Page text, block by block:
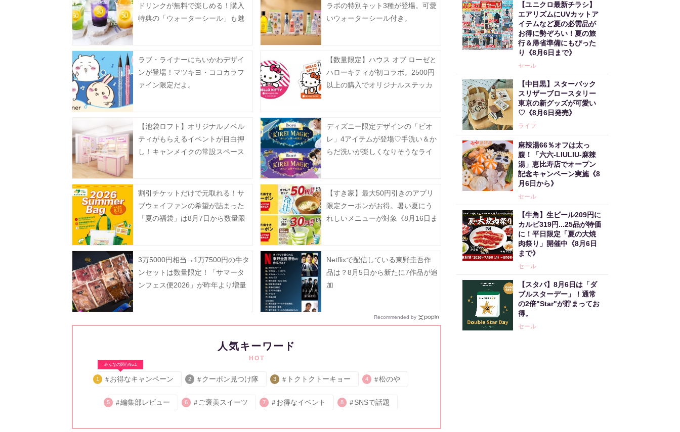
ドリンクが無料で楽しめる！購入
特典の「ウォーターシール」も魅
ラボの特別キット3種が登場。可愛
いウォーターシール付き。
ラブ・ライナーにちいかわデザイ
ンが登場！マツキヨ・ココカラフ
ァイン限定だよ。
【数量限定】ハウス オブ ローゼと
ハローキティが初コラボ。2500円
以上の購入でオリジナルステッカ
【池袋ロフト】オリジナルノベル
ティがもらえるイベントが目白押
し！キャンメイクの常設スペース
ディズニー限定デザインの「ビオ
レ」4アイテムが登場♡手洗い＆か
らだ洗いが楽しくなりそうなライ
割引チケットだけで元取れる！サ
ブウェイファンの希望が詰まった
「夏の福袋」は8月7日から数量限
【すき家】最大50円引きのアプリ
限定クーポンがお得。暑い夏にう
れしいメニューが対象《8月16日ま
3万5000円相当→1万7500円の牛タ
ンセットは数量限定！「サマータ
ンフェス便2026」が昨年より増量
Netflixで配信している東野圭吾作
品は？8月5日から新たに7作品が追
加
Recommended by
人気キーワード
HOT
みんなの関心No.1
1 お得なキャンペーン 2 クーポン見つけ隊 3 トクトクトーキョー 4 松のや
5 編集部レビュー 6 ご褒美スイーツ 7 お得なイベント 8 SNSで話題
【ユニクロ最新チラシ】
エアリズムにUVカットア
イテムなど夏の必需品が
お得に勢ぞろい！夏の旅
行＆帰省準備にもぴった
り《8月6日まで》
セール
【中目黒】スターバック
スリザーブロースタリー
東京の新グッズが可愛い
♡《8月6日発売》
ライフ
麻辣湯66％オフは太っ
腹！「六六-LIULIU-麻辣
湯」恵比寿店でオープン
記念キャンペーン実施《8
月6日から》
セール
【牛角】生ビール209円に
カルビ319円...25品が特価
に！平日限定「夏の大焼
肉祭り」開催中《8月6日
まで》
セール
【スタバ】8月6日は「ダ
ブルスターデー」！通常
の2倍"Star"が貯まってお
得。
セール